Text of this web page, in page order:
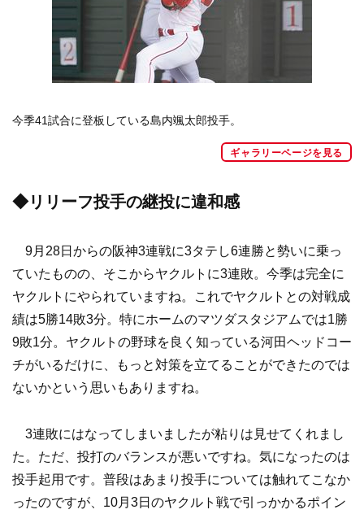
今季41試合に登板している島内颯太郎投手。
ギャラリーページを見る
◆リリーフ投手の継投に違和感
9月28日からの阪神3連戦に3タテし6連勝と勢いに乗っ
ていたものの、そこからヤクルトに3連敗。今季は完全に
ヤクルトにやられていますね。これでヤクルトとの対戦成
績は5勝14敗3分。特にホームのマツダスタジアムでは1勝
9敗1分。ヤクルトの野球を良く知っている河田ヘッドコー
チがいるだけに、もっと対策を立てることができたのでは
ないかという思いもありますね。
3連敗にはなってしまいましたが粘りは見せてくれまし
た。ただ、投打のバランスが悪いですね。気になったのは
投手起用です。普段はあまり投手については触れてこなか
ったのですが、10月3日のヤクルト戦で引っかかるポイン